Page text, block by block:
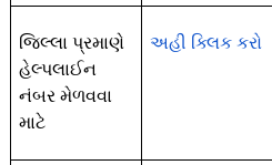
જિલ્લા પ્રમાણે
હેલ્પલાઈન
નંબર મેળવવા
માટે
અહી ક્લિક કરો